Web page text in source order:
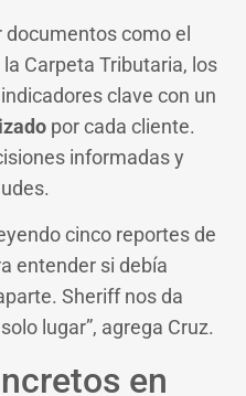
como el
Carpeta Tributaria, los
clave con un
por cada cliente.
informadas y
cinco reportes de
entender si debía
Sheriff nos da
lugar”, agrega Cruz.
en